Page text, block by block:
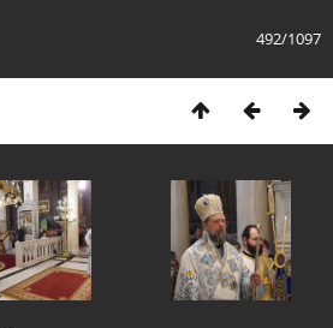
492/1097